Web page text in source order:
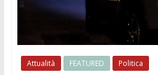
Attualità FEATURED Politica